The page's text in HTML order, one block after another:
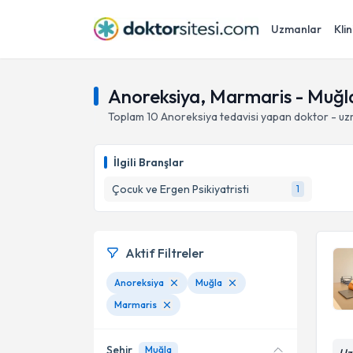
Uzmanlar
Anoreksiya, Marmaris -
Toplam 10 Anoreksiya tedavisi yapan doktor -
İlgili Branşlar
Çocuk ve Ergen Psikiyatristi
1
Aktif Filtreler
Anoreksiya
Muğla
Marmaris
Şehir Muğla